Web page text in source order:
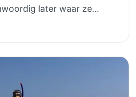
later waar ze
jullie past. Wie houdt van
maar niet wil slepen met